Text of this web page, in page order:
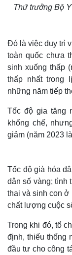
Thứ trưởng Bộ
Đó là việc duy trì
toàn quốc chưa
sinh xuống thấp
thấp nhất trong
những năm tiếp
Tốc độ gia tăng
khống chế,
giảm (năm 2023
Tốc độ già hóa
dân số vàng; tình
thai và sinh con
chất lượng cuộc
Trong khi đó, tổ
định, thiếu thống
đầu tư cho công